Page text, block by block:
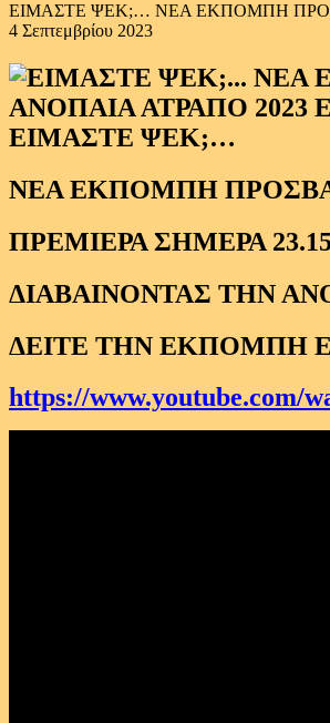
ΕΙΜΑΣΤΕ ΨΕΚ;… ΝΕΑ ΕΚΠΟΜΠΗ
4 Σεπτεμβρίου 2023
ΕΙΜΑΣΤΕ ΨΕΚ;…
ΝΕΑ ΕΚΠΟΜΠΗ
ΠΡΕΜΙΕΡΑ ΣΗΜΕΡΑ
ΔΙΑΒΑΙΝΟΝΤΑΣ ΤΗΝ
ΔΕΙΤΕ ΤΗΝ ΕΚΠΟΜΠΗ
https://www.youtube.com/